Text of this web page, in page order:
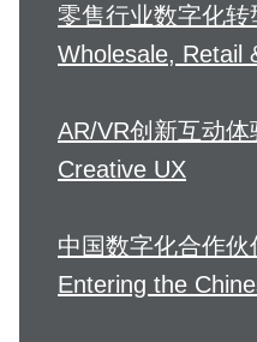
零售行业数字化转
Wholesale, Retail
AR/VR创新互动体
Creative UX
中国数字化合作伙
Entering the